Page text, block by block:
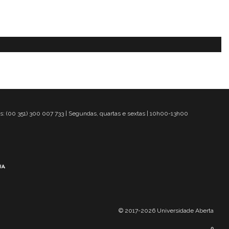
(00 351) 300 007 733 | Segundas, quartas e sextas | 10h00-13h00
© 2017-2026 Universidade Aberta